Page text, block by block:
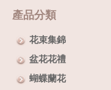
產品分類
花束集錦
盆花花禮
蝴蝶蘭花